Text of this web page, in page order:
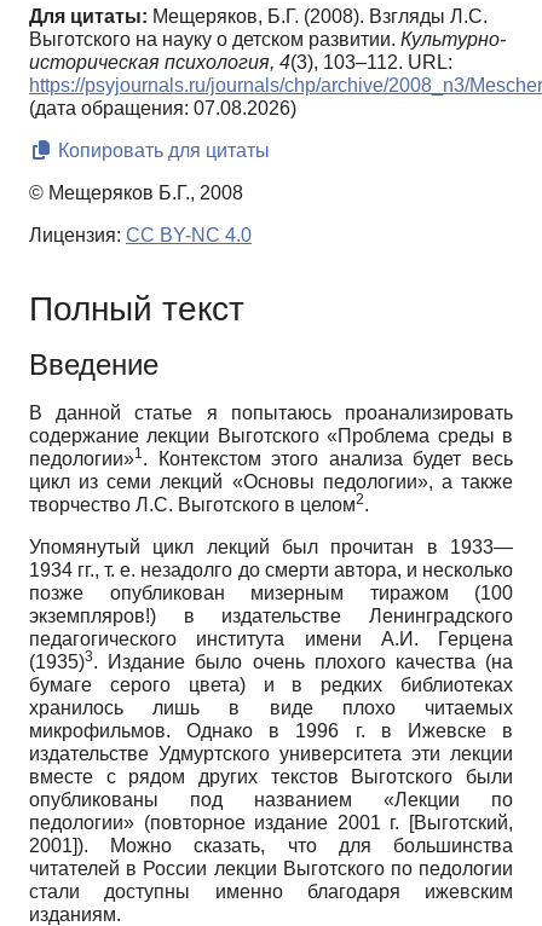
Для цитаты: Мещеряков, Б.Г. (2008). Взгляды Л.С.
Выготского на науку о детском развитии. Культурно-
историческая психология, 4(3), 103–112. URL:
https://psyjournals.ru/journals/chp/archive/2008_n3/
(дата обращения: 07.08.2026)
Копировать для цитаты
© Мещеряков Б.Г., 2008
Лицензия: CC BY-NC 4.0
Полный текст
Введение
В данной статье я попытаюсь проанализировать
содержание лекции Выготского «Проблема среды в
педологии»1 . Контекстом этого анализа будет весь
цикл из семи лекций «Основы педологии», а также
творчество Л.С. Выготского в целом2.
Упомянутый цикл лекций был прочитан в 1933—
1934 гг., т. е. незадолго до смерти автора, и несколько
позже опубликован мизерным тиражом (100
экземпляров!) в издательстве Ленинградского
педагогического института имени А.И. Герцена
(1935)3. Издание было очень плохого качества (на
бумаге серого цвета) и в редких библиотеках
хранилось лишь в виде плохо читаемых
микрофильмов. Однако в 1996 г. в Ижевске в
издательстве Удмуртского университета эти лекции
вместе с рядом других текстов Выготского были
опубликованы под названием «Лекции по
педологии» (повторное издание 2001 г.
[Выготский,
2001]). Можно сказать, что для большинства
читателей в России лекции Выготского по педологии
стали доступны именно благодаря ижевским
изданиям.